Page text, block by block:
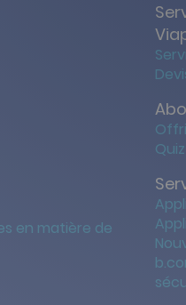
en matière de